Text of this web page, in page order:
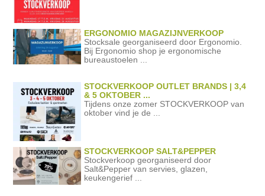
ERGONOMIO MAGAZIJNVERKOOP
Stocksale georganiseerd door Ergonomio.
Bij Ergonomio shop je ergonomische
bureaustoelen ...
STOCKVERKOOP OUTLET BRANDS | 3,4
& 5 OKTOBER ...
Tijdens onze zomer STOCKVERKOOP van
oktober vind je de ...
STOCKVERKOOP SALT&PEPPER
Stockverkoop georganiseerd door
Salt&Pepper van servies, glazen,
keukengerief ...